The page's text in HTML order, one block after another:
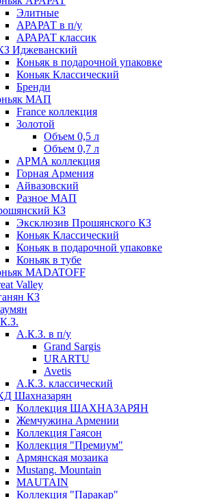
Элитные
АРАРАТ в п/у
АРАРАТ классик
Иджеванский
Коньяк в подарочной упаковке
Коньяк Классический
Бренди
МАП
France коллекция
Золотой
Объем 0,5 л
Объем 0,7 л
АРМА коллекция
Горная Армения
Айвазовский
Разное МАП
КЗ
Эксклюзив Прошянского КЗ
Коньяк Классический
Коньяк в подарочной упаковке
Коньяк в тубе
MADATOFF
Valley
КЗ
А.К.З. в п/у
Grand Sargis
URARTU
Avetis
А.К.З. классический
Шахназарян
Коллекция ШАХНАЗАРЯН
Жемчужина Армении
Коллекция Гаясон
Коллекция "Премиум"
Армянская мозаика
Mustang. Mountain
MAUTAIN
Коллекция "Паракар"